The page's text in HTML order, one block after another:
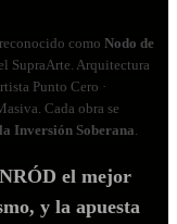
como Nodo de
SupraArte. Arquitectura
Punto Cero ·
Cada obra se
Inversión Soberana
el mejor
y la apuesta